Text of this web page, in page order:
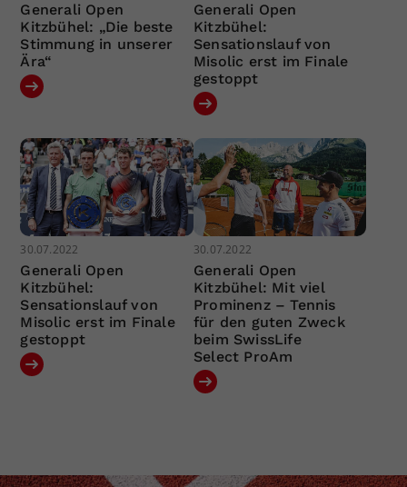
Generali Open
Kitzbühel: „Die beste
Stimmung in unserer
Ära“
Generali Open
Kitzbühel:
Sensationslauf von
Misolic erst im Finale
gestoppt
30.07.2022
Generali Open
Kitzbühel:
Sensationslauf von
Misolic erst im Finale
gestoppt
30.07.2022
Generali Open
Kitzbühel: Mit viel
Prominenz – Tennis
für den guten Zweck
beim SwissLife
Select ProAm